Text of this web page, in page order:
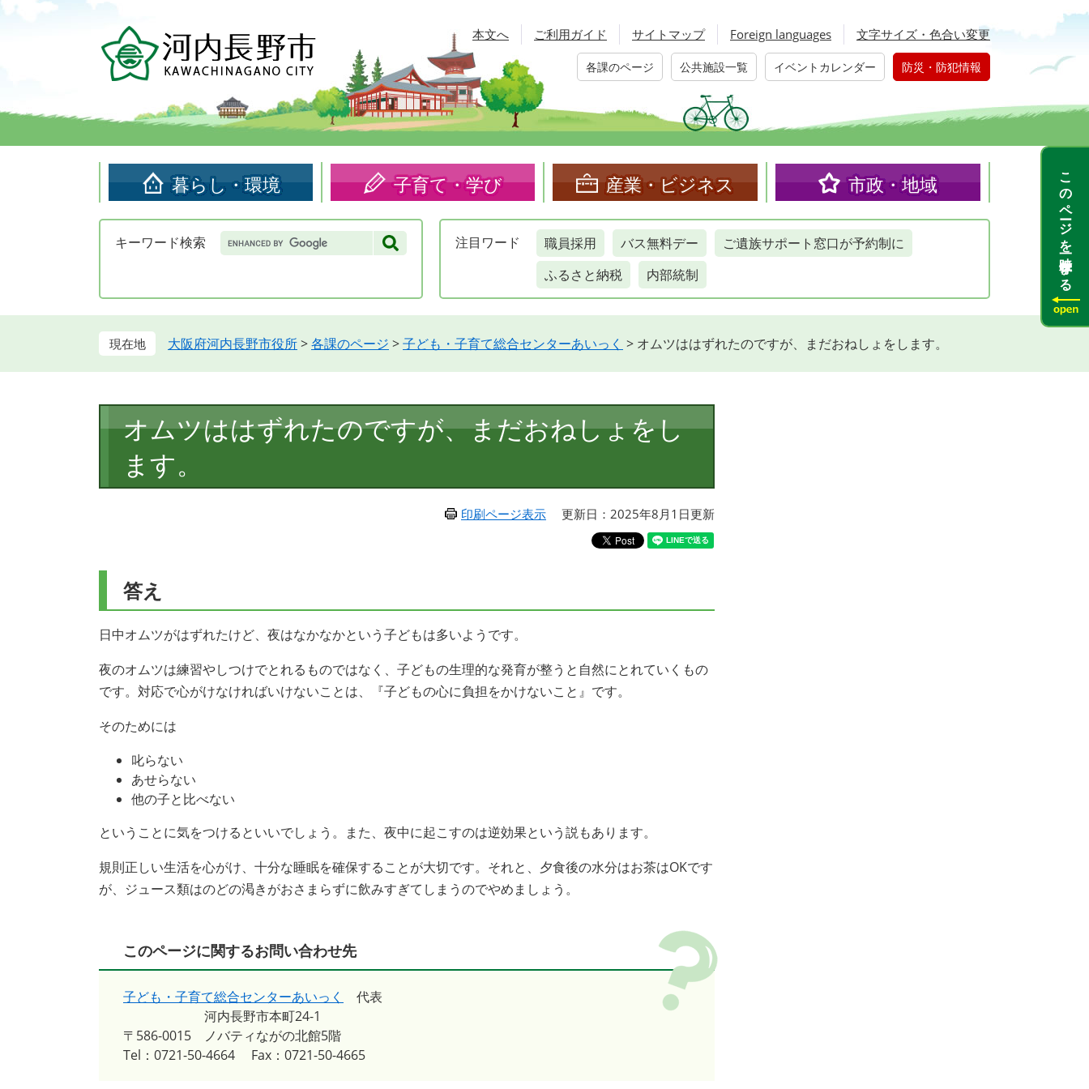
頭
す。
飛
し
本文へ ご利用ガイド サイトマップ Foreign languages 文字サイズ・色合い変更
各課のページ 公共施設一覧 イベントカレンダー 防災・防犯情報
暮らし・環境 子育て・学び 産業・ビジネス 市政・地域
キーワード検索 Google
カ
検
注目 ワード 職員採用 バス無料デー
ご遺族サポート窓口が予約制に
ふるさと納税
内部統制
大阪府河内長野市役所>各課のページ >子ども・子育て総合センターあいっく > オムツははずれたのですが、まだおねしょをします。
文
オムツははずれたのですが、まだおねしょをし
ます。
印刷ページ表示 更新日：2025年8月1日更新
答え
日中オムツがはずれたけど、夜はなかなかという子どもは多いようです。
夜のオムツは練習やしつけでとれるものではなく、子どもの生理的な発育が整うと自然にとれていくもの
です。対応で心がけなければいけないことは、『子どもの心に負担をかけないこと』です。
そのためには
叱らない
あせらない
他の子と比べない
ということに気をつけるといいでしょう。また、夜中に起こすのは逆効果という説もあります。
規則正しい生活を心がけ、十分な睡眠を確保することが大切です。それと、夕食後の水分はお茶はOKです
が、ジュース類はのどの渇きがおさまらずに飲みすぎてしまうのでやめましょう。
このページに関するお問い合わせ先
子ども・子育て総合センターあいっく 代表
〒586-0015
河内長野市本町24-1
ノバティながの北館5階
Tel：0721-50-4664
Fax：0721-50-4665
このページを一時保存する